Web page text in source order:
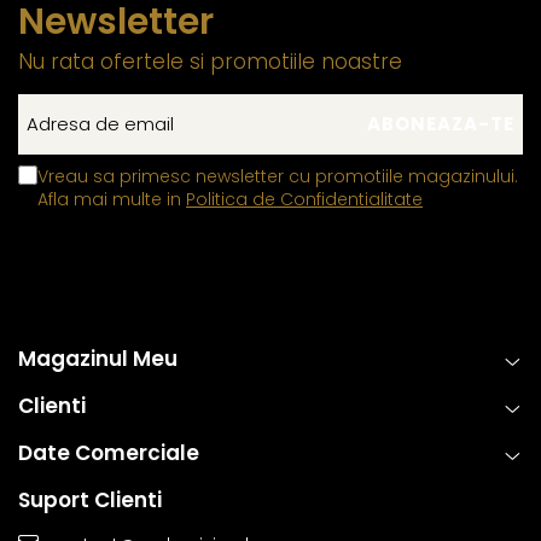
Newsletter
Nu rata ofertele si promotiile noastre
Vreau sa primesc newsletter cu promotiile magazinului.
Afla mai multe in Politica de Confidentialitate
Magazinul Meu
Clienti
Date Comerciale
Suport Clienti